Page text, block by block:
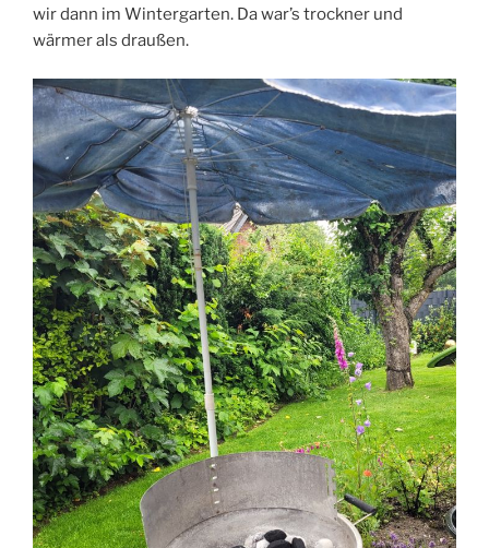
wir dann im Wintergarten. Da war’s trockner und
wärmer als draußen.